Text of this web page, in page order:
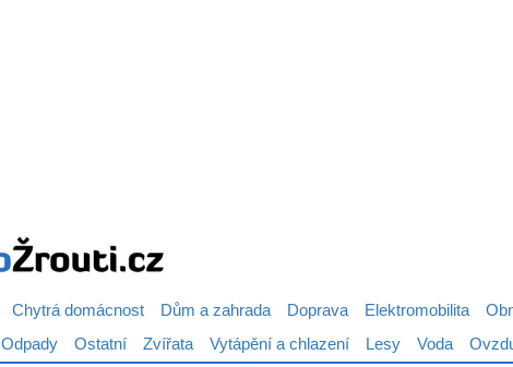
Chytrá domácnost Dům a zahrada Doprava Elektromobilita
Odpady Ostatní Zvířata Vytápění a chlazení Lesy Voda